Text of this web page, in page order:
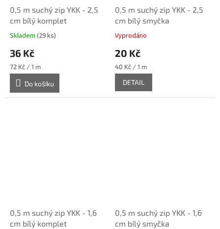
0,5 m suchý zip YKK - 2,5
cm bílý komplet
Skladem (29 ks)
36 Kč
Měrná
cena:
72 Kč / 1 m
Do košíku
0,5 m suchý zip YKK - 2,5
cm bílý smyčka
Vyprodáno
20 Kč
Měrná
cena:
40 Kč / 1 m
DETAIL
0,5 m suchý zip YKK - 1,6
cm bílý komplet
0,5 m suchý zip YKK - 1,6
cm bílý smyčka